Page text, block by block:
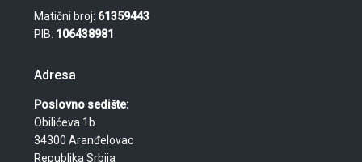
Matični broj: 61359443
PIB: 106438981
Adresa
Poslovno sedište:
Obilićeva 1b
34300 Aranđelovac
Republika Srbija